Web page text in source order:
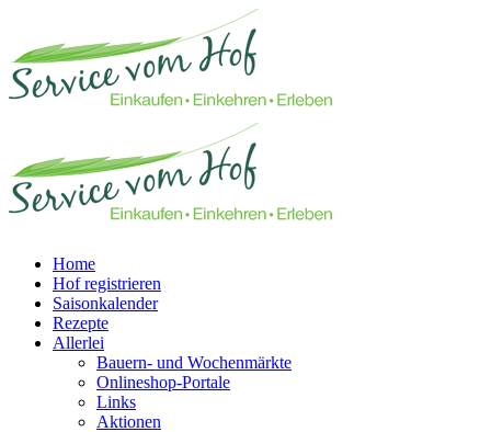
Home
Hof registrieren
Saisonkalender
Rezepte
Allerlei
Bauern- und Wochenmärkte
Onlineshop-Portale
Links
Aktionen